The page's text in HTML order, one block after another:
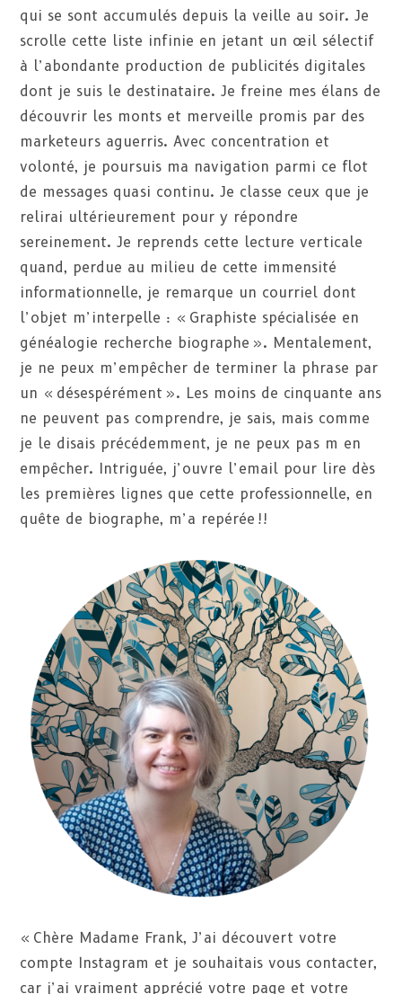
qui se sont accumulés depuis la veille au soir. Je
scrolle cette liste infinie en jetant un œil sélectif
à l’abondante production de publicités digitales
dont je suis le destinataire. Je freine mes élans de
découvrir les monts et merveille promis par des
marketeurs aguerris. Avec concentration et
volonté, je poursuis ma navigation parmi ce flot
de messages quasi continu. Je classe ceux que je
relirai ultérieurement pour y répondre
sereinement. Je reprends cette lecture verticale
quand, perdue au milieu de cette immensité
informationnelle, je remarque un courriel dont
l’objet m’interpelle : « Graphiste spécialisée en
généalogie recherche biographe ». Mentalement,
je ne peux m’empêcher de terminer la phrase par
un « désespérément ». Les moins de cinquante ans
ne peuvent pas comprendre, je sais, mais comme
je le disais précédemment, je ne peux pas m en
empêcher. Intriguée, j’ouvre l’email pour lire dès
les premières lignes que cette professionnelle, en
quête de biographe, m’a repérée !!
« Chère Madame Frank, J’ai découvert votre
compte Instagram et je souhaitais vous contacter,
car j’ai vraiment apprécié votre page et votre